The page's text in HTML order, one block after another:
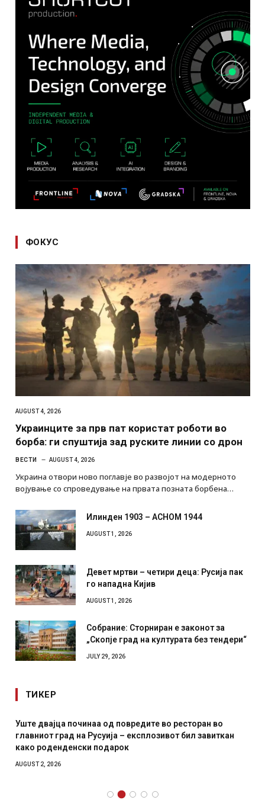
ФОКУС
AUGUST 4, 2026
Украинците за прв пат користат роботи во
борба: ги спуштија зад руските линии со дрон
ВЕСТИ AUGUST 4, 2026
Украина отвори ново поглавје во развојот на модерното
војување со спроведување на првата позната борбена…
Илинден 1903 – АСНОМ 1944
AUGUST 1, 2026
Девет мртви – четири деца: Русија пак
го нападна Кијив
AUGUST 1, 2026
Собрание: Сторниран е законот за
„Скопје град на културата без тендери“
JULY 29, 2026
ТИКЕР
Уште двајца починаа од повредите во ресторан во
главниот град на Русуија – експлозивот бил завиткан
како роденденски подарок
AUGUST 2, 2026